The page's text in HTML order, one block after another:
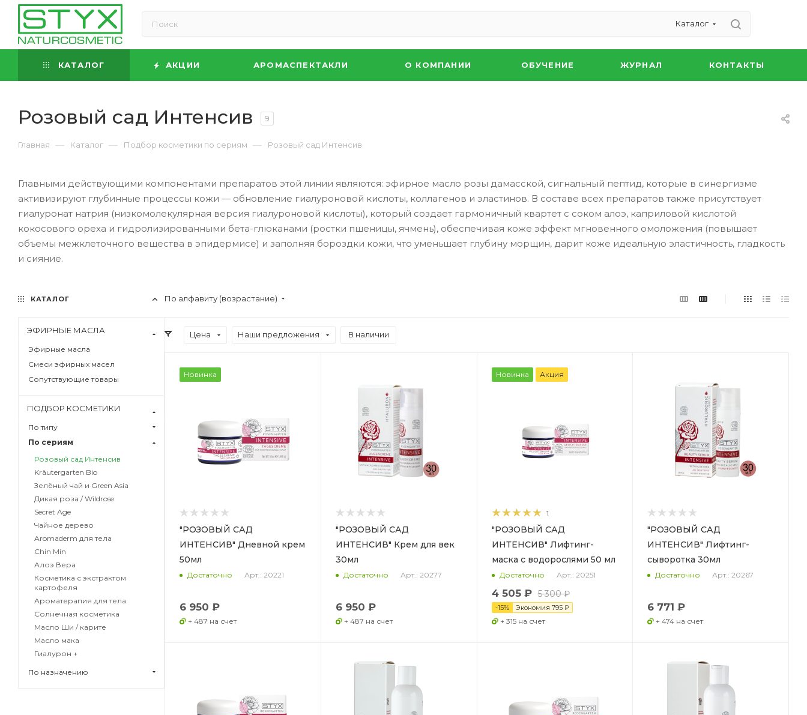
Каталог
КАТАЛОГ АКЦИИ АРОМАСПЕКТАКЛИ О КОМПАНИИ ОБУЧЕНИЕ ЖУРНАЛ КОНТАКТЫ
Розовый сад Интенсив 9
Главная — Каталог — Подбор косметики по сериям — Розовый сад Интенсив
Главными действующими компонентами препаратов этой линии являются: эфирное масло розы дамасской, сигнальный пептид, которые в синергизме
активизируют глубинные процессы кожи — обновление гиалуроновой кислоты, коллагенов и эластинов. В составе всех препаратов также присутствует
гиалуронат натрия (низкомолекулярная версия гиалуроновой кислоты), который создает гармоничный квартет с соком алоэ, каприловой кислотой
кокосового ореха и гидролизированными бета-глюканами (ростки пшеницы, ячмень), обеспечивая коже эффект мгновенного омоложения (повышает
объемы межклеточного вещества в эпидермисе) и заполняя бороздки кожи, что уменьшает глубину морщин, дарит коже идеальную эластичность, гладкость
и сияние.
По алфавиту (возрастание)
Цена Наши предложения В наличии
Новинка
"РОЗОВЫЙ САД
ИНТЕНСИВ" Дневной крем
50мл
Достаточно Арт.: 20221
6 950 ₽
+ 487 на счет
"РОЗОВЫЙ САД
ИНТЕНСИВ" Крем для век
30мл
Достаточно Арт.: 20277
6 950 ₽
+ 487 на счет
Новинка Акция
1
"РОЗОВЫЙ САД
ИНТЕНСИВ" Лифтинг-
маска с водорослями 50 мл
Достаточно Арт.: 20251
4 505 ₽ 5 300 ₽
-15% Экономия 795 ₽
+ 315 на счет
"РОЗОВЫЙ САД
ИНТЕНСИВ" Лифтинг-
сыворотка 30мл
Достаточно Арт.: 20267
6 771 ₽
+ 474 на счет
КАТАЛОГ
ЭФИРНЫЕ МАСЛА
Эфирные масла
Смеси эфирных масел
Сопутствующие товары
ПОДБОР КОСМЕТИКИ
По типу
По сериям
Розовый сад Интенсив
Kräutergarten Bio
Зелёный чай и Green Asia
Дикая роза / Wildrose
Secret Age
Чайное дерево
Aromaderm для тела
Chin Min
Алоэ Вера
Косметика с экстрактом
картофеля
Ароматерапия для тела
Солнечная косметика
Масло Ши / карите
Масло мака
Гиалурон +
По назначению